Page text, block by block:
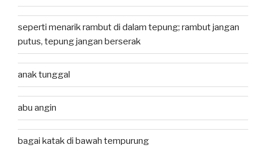
seperti menarik rambut di dalam tepung; rambut jangan
putus, tepung jangan berserak
anak tunggal
abu angin
bagai katak di bawah tempurung